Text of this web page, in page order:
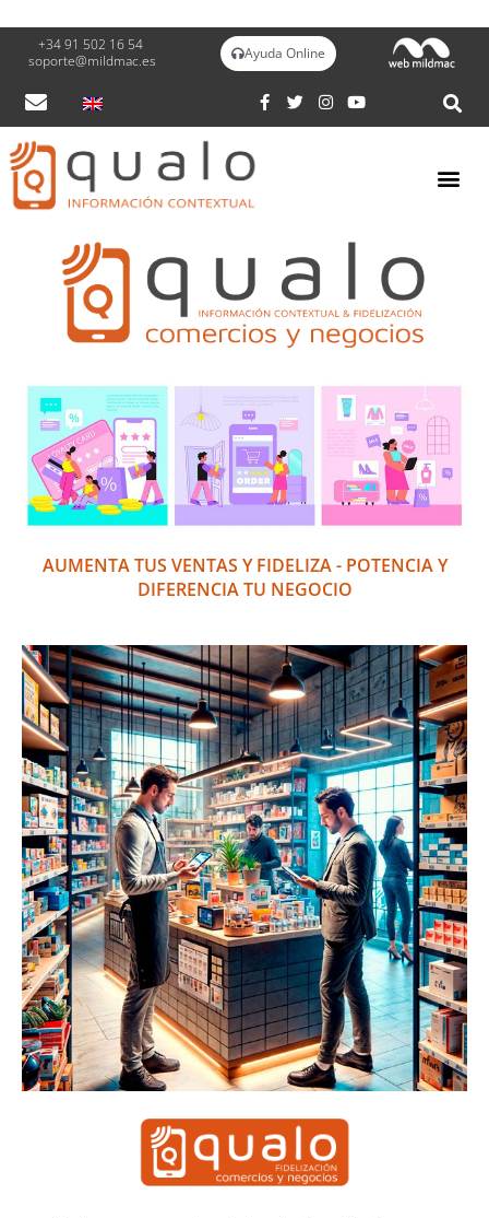
DIFERENCIA TU NEGOCIO